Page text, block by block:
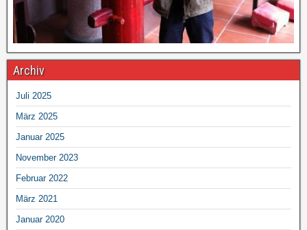
Archiv
Juli 2025
März 2025
Januar 2025
November 2023
Februar 2022
März 2021
Januar 2020